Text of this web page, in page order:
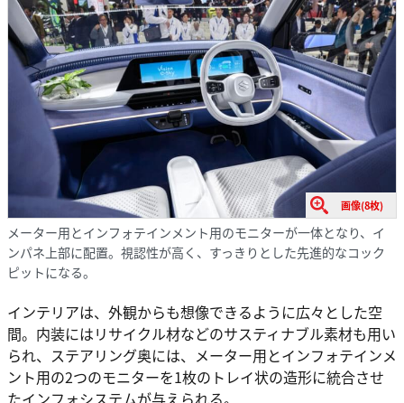
画像(8枚)
メーター用とインフォテインメント用のモニターが一体となり、イ
ンパネ上部に配置。視認性が高く、すっきりとした先進的なコック
ピットになる。
インテリアは、外観からも想像できるように広々とした空
間。内装にはリサイクル材などのサスティナブル素材も用い
られ、ステアリング奥には、メーター用とインフォテインメ
ント用の2つのモニターを1枚のトレイ状の造形に統合させ